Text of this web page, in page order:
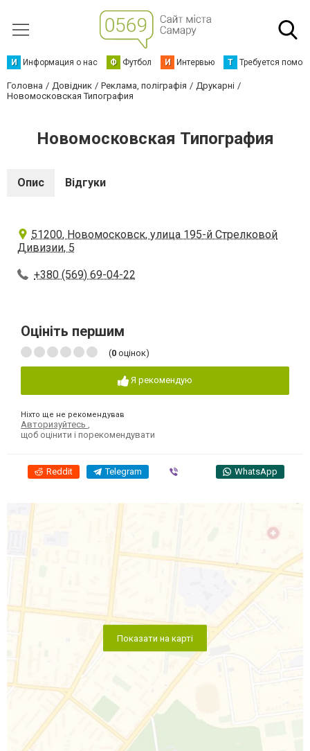
И Информация о нас Ф Футбол И Интервью Т Требуется
Головна Довідник Реклама, поліграфія
Друкарні
Новомосковская Типография
Новомосковская Типография
Опис Відгуки
51200, Новомосковск, улица 195-й Стрелковой
Дивизии, 5
+380 (569) 69-04-22
Оцініть першим
(0 оцінок)
Я рекомендую
Ніхто ще не рекомендував
Авторизуйтесь
щоб оцінити і порекомендувати
Reddit Telegram WhatsApp
Показати на карті